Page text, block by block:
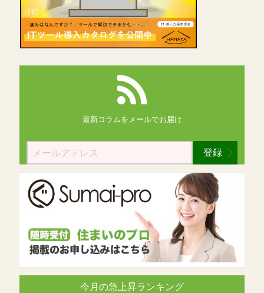
最新コラムを メールでお届け
登録
今月の急上昇ランキング